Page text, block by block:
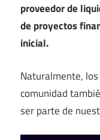
proveedor de
de proyectos
inicial.
Naturalmente,
comunidad
ser parte de